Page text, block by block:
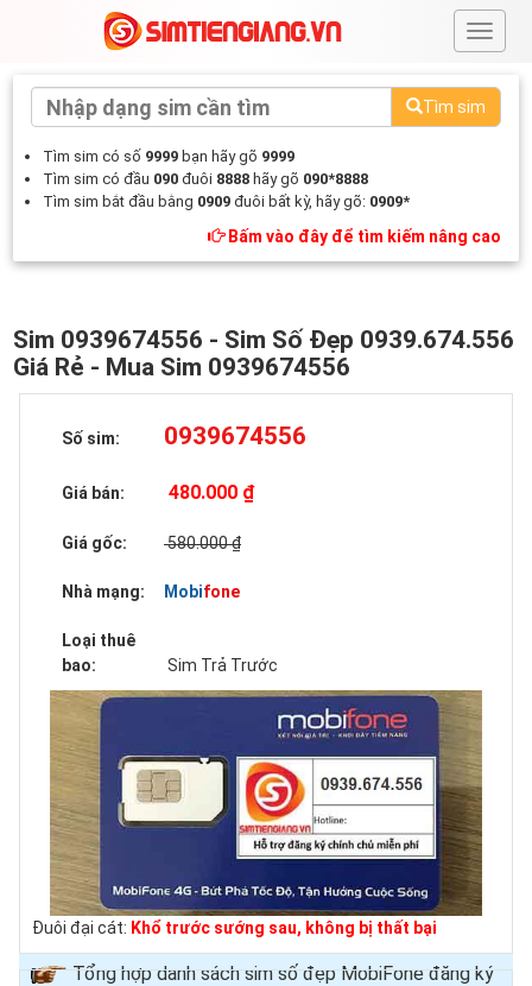
#
Tìm sim
Tìm sim có số 9999 bạn hãy gõ 9999
Tìm sim có đầu 090 đuôi 8888 hãy gõ 090*8888
Tìm sim bắt đầu bằng 0909 đuôi bất kỳ, hãy gõ: 0909*
Bấm vào đây để tìm kiếm nâng cao
Sim 0939674556 - Sim Số Đẹp 0939.674.556
Giá Rẻ - Mua Sim 0939674556
Số sim: 0939674556
Giá bán: 480.000 ₫
Giá gốc: 580.000 ₫
Nhà mạng: Mobifone
Loại thuê
bao:
Sim Trả Trước
Đuôi đại cát: Khổ trước sướng sau, không bị thất bại
Tổng hợp danh sách sim số đẹp MobiFone đăng ký